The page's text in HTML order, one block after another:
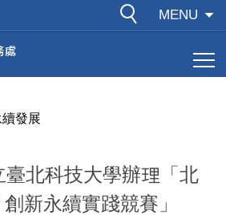
MENU
發展
臺北科技大學辦理「北
新永續實踐競賽」